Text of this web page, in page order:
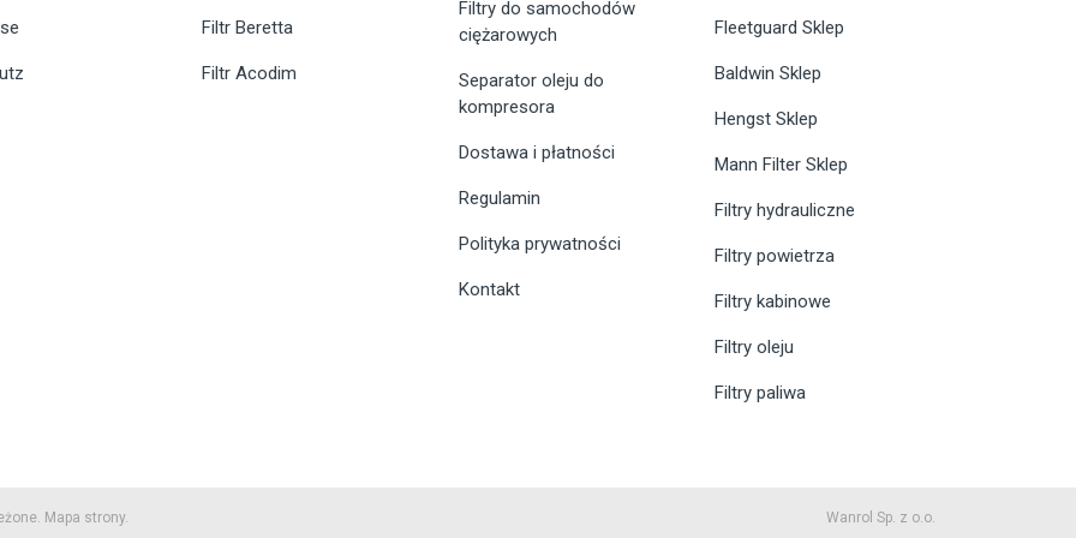
Filtr Beretta
Filtr Acodim
Filtry do samochodów
ciężarowych
Separator oleju do
kompresora
Dostawa i płatności
Regulamin
Polityka prywatności
Kontakt
Fleetguard Sklep
Baldwin Sklep
Hengst Sklep
Mann Filter Sklep
Filtry hydrauliczne
Filtry powietrza
Filtry kabinowe
Filtry oleju
Filtry paliwa
Mapa strony. Wanrol Sp. z o.o.